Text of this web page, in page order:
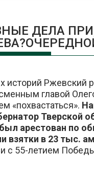
ДЕЛА
историй Ржевский
главой
«похвастаться».
Тверской
арестован по
взятки в 23 тыс.
с 55-летием